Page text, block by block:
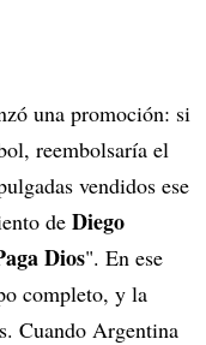
una promoción: si
reembolsaría el
vendidos ese
de Diego
Dios". En ese
completo, y la
Cuando Argentina